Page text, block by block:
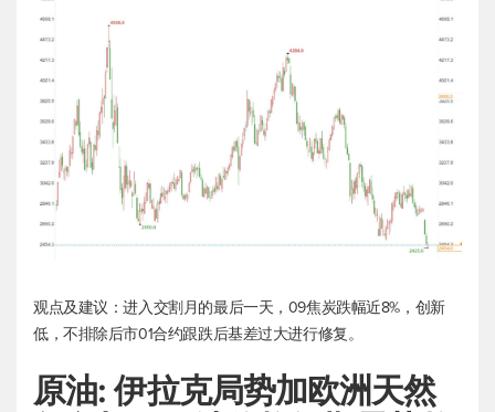
观点及建议：进入交割月的最后一天，09焦炭跌幅近8%，创新
低，不排除后市01合约跟跌后基差过大进行修复。
原油: 伊拉克局势加欧洲天然